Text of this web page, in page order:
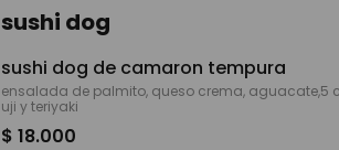
sushi dog
sushi dog de camaron tempura
ensalada de palmito, queso crema, aguacate,5
uji y teriyaki
$ 18.000